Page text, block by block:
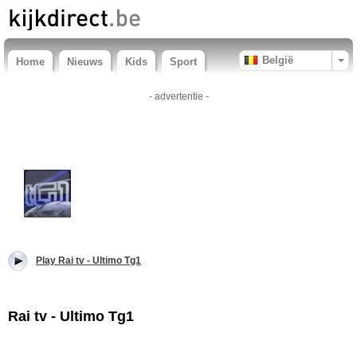
Home Nieuws Kids Sport België
- advertentie -
Play Rai tv - Ultimo Tg1
Rai tv - Ultimo Tg1